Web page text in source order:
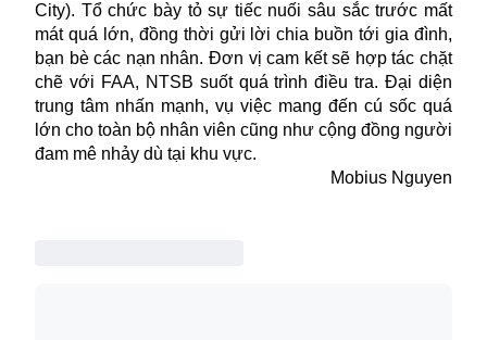
City). Tổ chức bày tỏ sự tiếc nuối sâu sắc trước mất
mát quá lớn, đồng thời gửi lời chia buồn tới gia đình,
bạn bè các nạn nhân. Đơn vị cam kết sẽ hợp tác chặt
chẽ với FAA, NTSB suốt quá trình điều tra. Đại diện
trung tâm nhấn mạnh, vụ việc mang đến cú sốc quá
lớn cho toàn bộ nhân viên cũng như cộng đồng người
đam mê nhảy dù tại khu vực.
Mobius Nguyen